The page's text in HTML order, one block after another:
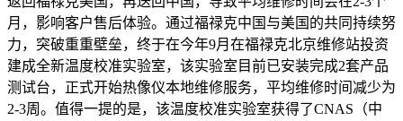
月，影响客户售后体验。通过福禄克中国与美国的共同持续努
力，突破重重壁垒，终于在今年9月在福禄克北京维修站投资
建成全新温度校准实验室，该实验室目前已安装完成2套产品
测试台，正式开始热像仪本地维修服务，平均维修时间减少为
2-3周。值得一提的是，该温度校准实验室获得了CNAS（中